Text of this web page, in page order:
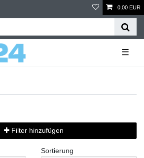
0,00 EUR
☰
Filter hinzufügen
Sortierung